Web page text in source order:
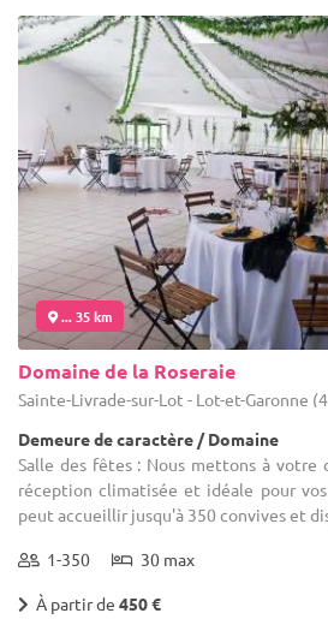
... 35 km
Domaine de la Roseraie
Sainte-Livrade-sur-Lot - Lot-et-Garonne
Demeure de caractère / Domaine
Salle des fêtes : Nous mettons à votre
réception climatisée et idéale pour
peut accueillir jusqu'à 350 convives et
1-350 30 max
À partir de 450 €